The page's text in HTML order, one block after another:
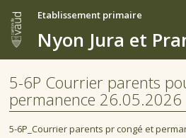
Etablissement primaire
Nyon Jura et
5-6P Courrier parents
permanence 26.05.2026
5-6P_Courrier parents pr congé et